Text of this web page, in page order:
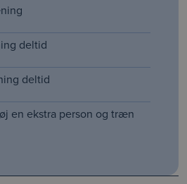
deltid
deltid
en ekstra person og træn